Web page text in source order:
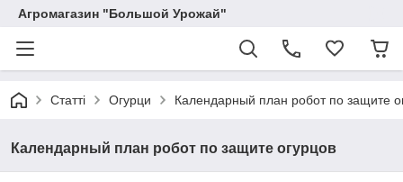
Агромагазин "Большой Урожай"
Статті Огурци Календарный план робот по защите
Календарный план робот по защите огурцов